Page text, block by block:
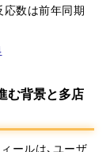
応数は前年同期
む背景と多店
ールは、ユーザ